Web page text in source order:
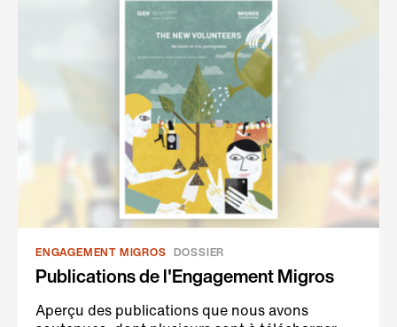
ENGAGEMENT MIGROS DOSSIER
Publications de l'Engagement Migros
Aperçu des publications que nous avons